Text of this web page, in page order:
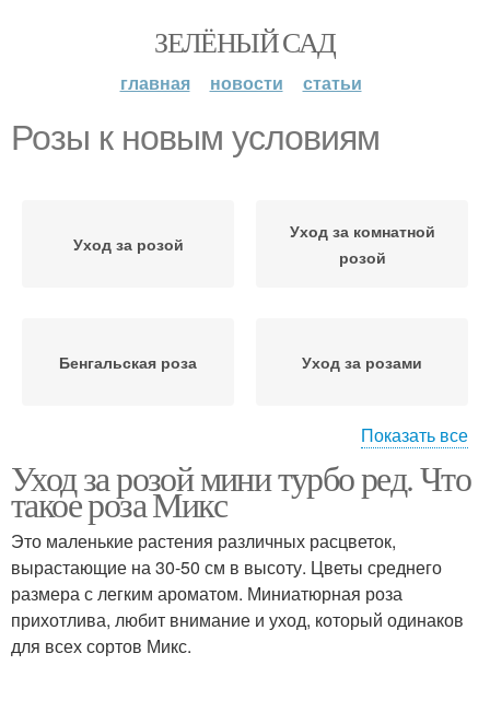
ЗЕЛЁНЫЙ САД
главная новости статьи
Розы к новым условиям
Уход за розой
Уход за комнатной
розой
Бенгальская роза Уход за розами
Патио в домашних
условиях
Необходимые условия
Условия для домашнего
содержания
Уход за комнатными
розами
Показать все
Уход за розой мини турбо ред. Что
такое роза Микс
Это маленькие растения различных расцветок,
вырастающие на 30-50 см в высоту. Цветы среднего
размера с легким ароматом. Миниатюрная роза
прихотлива, любит внимание и уход, который одинаков
для всех сортов Микс.